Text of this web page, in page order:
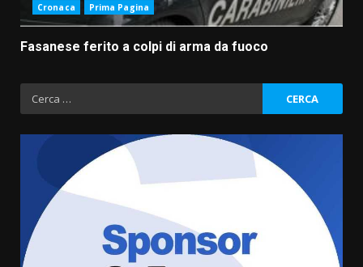
Cronaca Prima Pagina
Fasanese ferito a colpi di arma da fuoco
Ricerca
per: